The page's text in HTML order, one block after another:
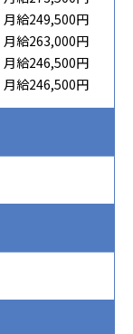
月給249,500円
月給263,000円
月給246,500円
月給246,500円